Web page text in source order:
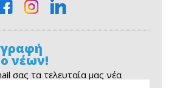
νέων!
σας τα τελευταία μας νέα